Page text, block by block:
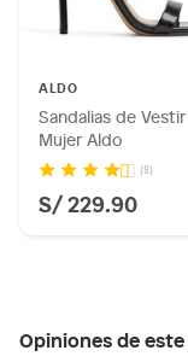
Ficha del
Marca: ALDO
Tipo: Zapatos
Género
Material:
Material de la
ALDO
Sandalias de Vestir
Mujer Aldo
(8)
S/ 229.90
Opiniones de